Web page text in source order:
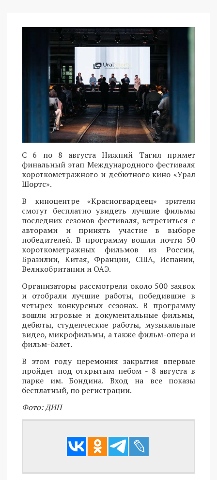
С 6 по 8 августа Нижний Тагил примет
финальный этап Международного фестиваля
короткометражного и дебютного кино «Урал
Шортс».
В киноцентре «Красногвардеец» зрители
смогут бесплатно увидеть лучшие фильмы
последних сезонов фестиваля, встретиться с
авторами и принять участие в выборе
победителей. В программу вошли почти 50
короткометражных фильмов из России,
Бразилии, Китая, Франции, США, Испании,
Великобритании и ОАЭ.
Организаторы рассмотрели около 500 заявок
и отобрали лучшие работы, победившие в
четырех конкурсных сезонах. В программу
вошли игровые и документальные фильмы,
дебюты, студенческие работы, музыкальные
видео, микрофильмы, а также фильм-опера и
фильм-балет.
В этом году церемония закрытия впервые
пройдет под открытым небом - 8 августа в
парке им. Бондина. Вход на все показы
бесплатный, по регистрации.
Фото: ДИП